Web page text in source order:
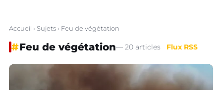
Accueil › Sujets› Feu de végétation
#Feu de végétation— 20 articles Flux RSS